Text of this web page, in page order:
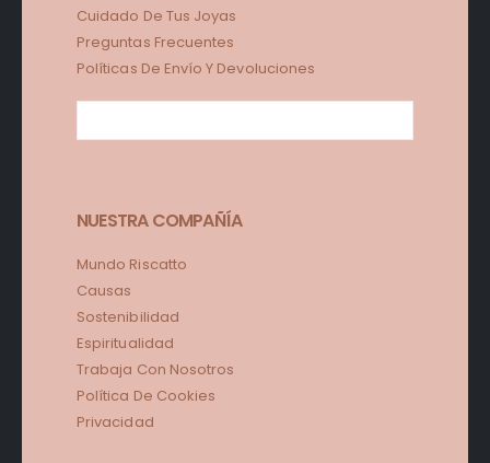
Cuidado De Tus Joyas
Preguntas Frecuentes
Políticas De Envío Y Devoluciones
NUESTRA COMPAÑÍA
Mundo Riscatto
Causas
Sostenibilidad
Espiritualidad
Trabaja Con Nosotros
Política De Cookies
Privacidad